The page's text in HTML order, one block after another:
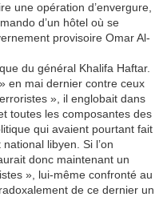
une opération d’envergure,
d’un hôtel où se
provisoire Omar Al-
du général Khalifa Haftar.
en mai dernier contre ceux
», il englobait dans
toutes les composantes des
qui avaient pourtant fait
libyen. Si l’on
donc maintenant un
», lui-même confronté au
de ce dernier un